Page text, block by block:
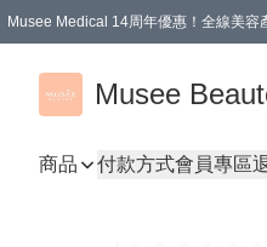
Musee Medical 14周年優惠！全線美容
Musee
商品 付款方式會員專區